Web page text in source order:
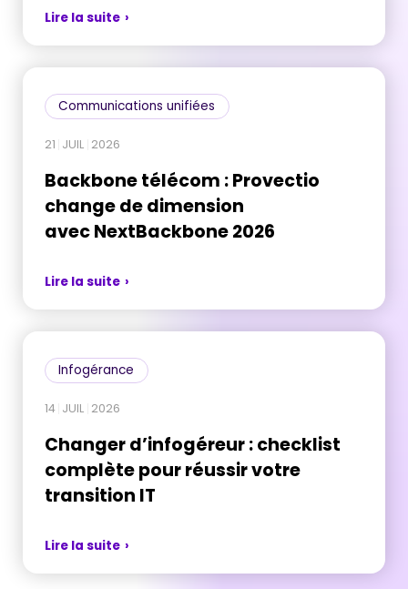
Lire la suite
Communications unifiées
21 JUIL 2026
Backbone télécom : Provectio
change de dimension
avec NextBackbone 2026
Lire la suite
Infogérance
14 JUIL 2026
Changer d’infogéreur : checklist
complète pour réussir votre
transition IT
Lire la suite